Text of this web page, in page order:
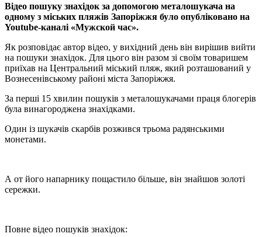
Відео пошуку знахідок за допомогою металошукача на
одному з міських пляжів Запоріжжя було опубліковано на
Youtube-каналі «Мужской час».
Як розповідає автор відео, у вихідний день він вирішив вийти
на пошуки знахідок. Для цього він разом зі своїм товаришем
приїхав на Центральний міський пляж, який розташований у
Вознесенівському районі міста Запоріжжя.
За перші 15 хвилин пошуків з металошукачами праця блогерів
була винагороджена знахідками.
Один із шукачів скарбів розжився трьома радянськими
монетами.
А от його напарнику пощастило більше, він знайшов золоті
сережки.
Повне відео пошуків знахідок: